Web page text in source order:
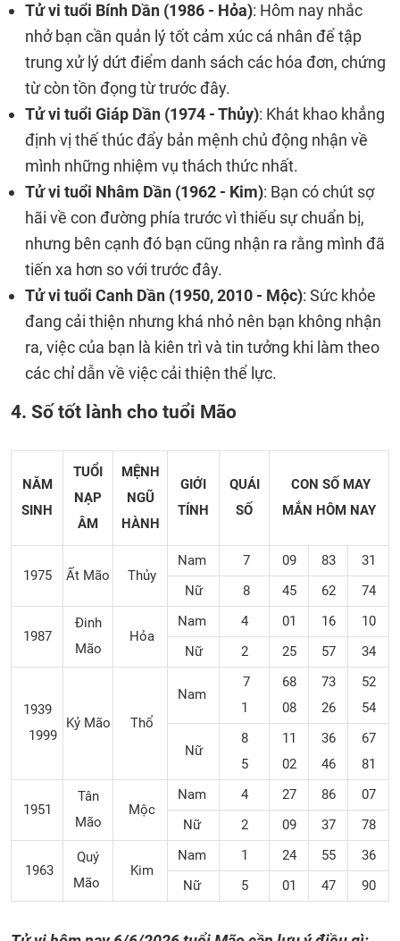
Tử vi tuổi Bính Dần (1986 - Hỏa): Hôm nay nhắc
nhở bạn cần quản lý tốt cảm xúc cá nhân để tập
trung xử lý dứt điểm danh sách các hóa đơn, chứng
từ còn tồn đọng từ trước đây.
Tử vi tuổi Giáp Dần (1974 - Thủy): Khát khao khẳng
định vị thế thúc đẩy bản mệnh chủ động nhận về
mình những nhiệm vụ thách thức nhất.
Tử vi tuổi Nhâm Dần (1962 - Kim): Bạn có chút sợ
hãi về con đường phía trước vì thiếu sự chuẩn bị,
nhưng bên cạnh đó bạn cũng nhận ra rằng mình đã
tiến xa hơn so với trước đây.
Tử vi tuổi Canh Dần (1950, 2010 - Mộc): Sức khỏe
đang cải thiện nhưng khá nhỏ nên bạn không nhận
ra, việc của bạn là kiên trì và tin tưởng khi làm theo
các chỉ dẫn về việc cải thiện thể lực.
4. Số tốt lành cho tuổi Mão
NĂM
SINH
TUỔI
NẠP
ÂM
MỆNH
NGŨ
HÀNH
GIỚI
TÍNH
QUÁI
SỐ
CON SỐ MAY
MẮN HÔM NAY
1975 Ất Mão Thủy
Nam 7 09 83
31
Nữ
8 45 62 74
1987
Đinh
Mão
Hỏa
Nam 4 01 16
10
Nữ
2 25 57 34
1939
1999
Kỷ Mão Thổ
Nam
7
1
68
08
73
26
52
54
Nữ
8
5
11
02
36
46
67
81
1951
Tân
Mão
Mộc
Nam 4 27 86
07
Nữ
2 09 37 78
1963
Quý
Mão
Kim
Nam 1 24 55
36
Nữ
5 01 47 90